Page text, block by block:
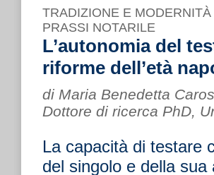
TRADIZIONE E
PRASSI NOTARILE
L’autonomia del
riforme dell’età
di Maria Benedetta
Dottore di ricerca PhD,
La capacità di testare
del singolo e della